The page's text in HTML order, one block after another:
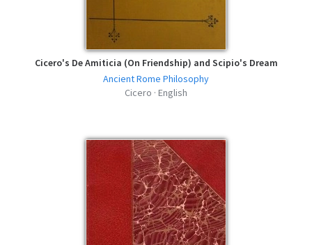
Cicero's De Amiticia (On Friendship) and Scipio's Dream
Ancient Rome Philosophy
Cicero · English